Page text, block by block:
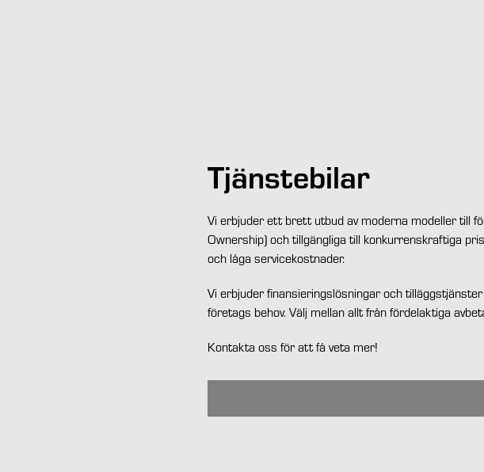
Tjänstebilar
Vi erbjuder ett brett utbud av moderna modeller till
Ownership) och tillgängliga till konkurrenskraftiga
och låga servicekostnader.
Vi erbjuder finansieringslösningar och
företags behov. Välj mellan allt från fördelaktiga
Kontakta oss för att få veta mer!